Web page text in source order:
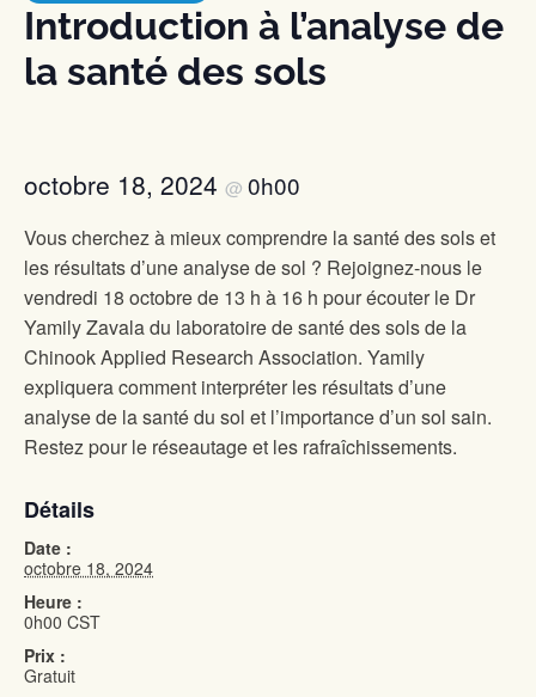
Introduction à l’analyse de
la santé des sols
octobre 18, 2024 @ 0h00
Vous cherchez à mieux comprendre la santé des sols et
les résultats d’une analyse de sol ? Rejoignez-nous le
vendredi 18 octobre de 13 h à 16 h pour écouter le Dr
Yamily Zavala du laboratoire de santé des sols de la
Chinook Applied Research Association. Yamily
expliquera comment interpréter les résultats d’une
analyse de la santé du sol et l’importance d’un sol sain.
Restez pour le réseautage et les rafraîchissements.
Détails
Date :
octobre 18, 2024
Heure :
0h00 CST
Prix :
Gratuit